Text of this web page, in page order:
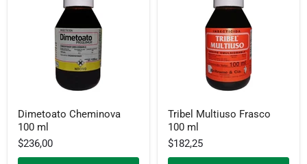
Cheminova
100
ml
Dimetoato Cheminova
100 ml
$236,00
Multiuso
Frasco
100
ml
Tribel Multiuso Frasco
100 ml
$182,25